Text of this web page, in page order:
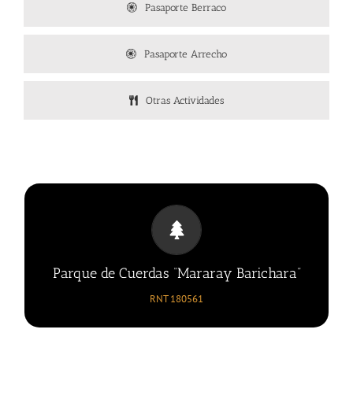
Pasaporte Berraco
Pasaporte Arrecho
Otras Actividades
Parque de Cuerdas “Mararay Barichara”
RNT 180561
MUNDO DE EMOCIONES
Copas de los árboles